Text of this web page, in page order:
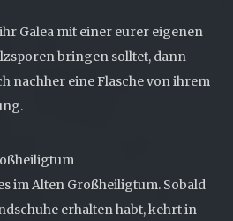
Galea mit einer eurer eigenen
bringen solltet, dann
nachher eine Flasche von ihrem
im Alten Großheiligtum. Sobald
erhalten habt, kehrt in